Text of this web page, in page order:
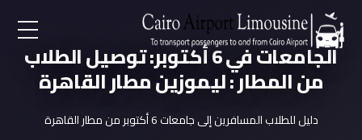
EN
AR
الجامعات في 6 أكتوبر: توصيل الطلاب
من المطار : ليموزين مطار القاهرة
دليل للطلاب المسافرين إلى جامعات 6 أكتوبر من مطار القاهرة